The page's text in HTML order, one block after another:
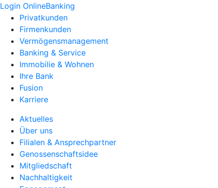
Login OnlineBanking
Privatkunden
Firmenkunden
Vermögensmanagement
Banking & Service
Immobilie & Wohnen
Ihre Bank
Fusion
Karriere
Aktuelles
Über uns
Filialen & Ansprechpartner
Genossenschaftsidee
Mitgliedschaft
Nachhaltigkeit